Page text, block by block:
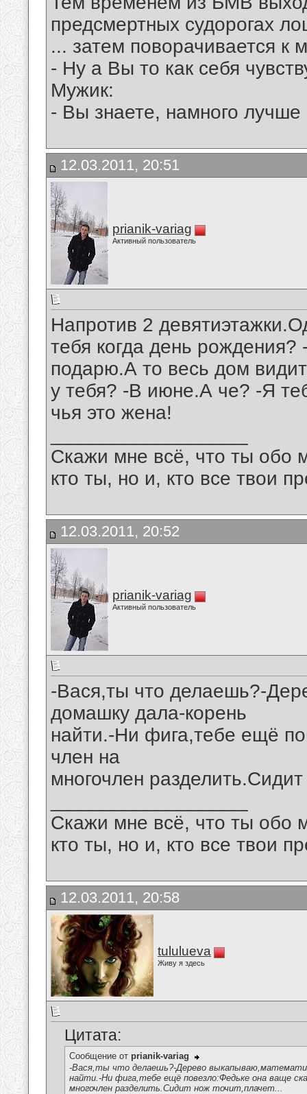
предсмертных судорогах
... затем поворачивается к
- Ну а Вы то как себя
Мужик:
- Вы знаете, намного
12.03.2011, 20:51
prianik-variag
Активный пользователь
Напротив 2
тебя когда день
подарю.А то весь дом
у тебя? -В июне.А че? -Я
чья это жена!
Скажи мне всё, что ты обо
кто ты, но и, кто все твои
12.03.2011, 20:52
prianik-variag
Активный пользователь
-Вася,ты что делаешь?-
домашку дала-корень
найти.-Ни фига,тебе ещё
член на
многочлен
Скажи мне всё, что ты обо
кто ты, но и, кто все твои
12.03.2011, 20:58
tululueva
Живу я здесь
Цитата:
Сообщение от prianik-variag
-Вася,ты что делаешь?-Дерево
найти.-Ни фига,тебе ещё повезло:Федьке она ваще
многочлен разделить.Сидит нож точит,плачет...